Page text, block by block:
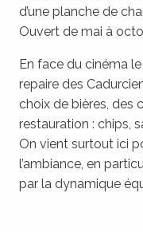
d’une planche de
Ouvert de mai à
En face du cinéma le
repaire des
choix de bières, des
restauration : chips,
On vient surtout ici
l’ambiance, en
par la dynamique